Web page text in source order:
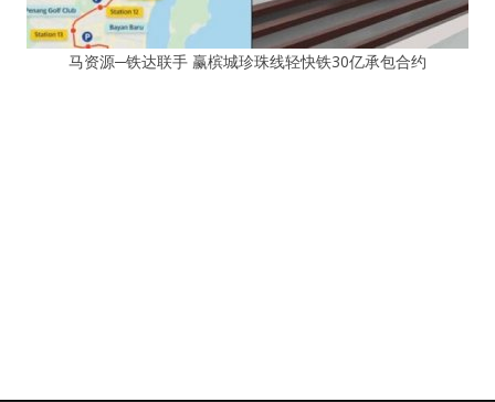
马资源─铁达联手 赢槟城珍珠线轻快铁30亿承包合约